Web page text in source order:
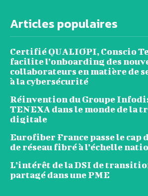
Articles populaires
Certifié QUALIOPI, Conscio
facilite l’onboarding des
collaborateurs en matière de
à la cybersécurité
Réinvention du Groupe
TENEXA dans le monde de la
digitale
Eurofiber France passe le cap
de réseau fibré à l’échelle
L’intérêt de la DSI de
partagé dans une PME